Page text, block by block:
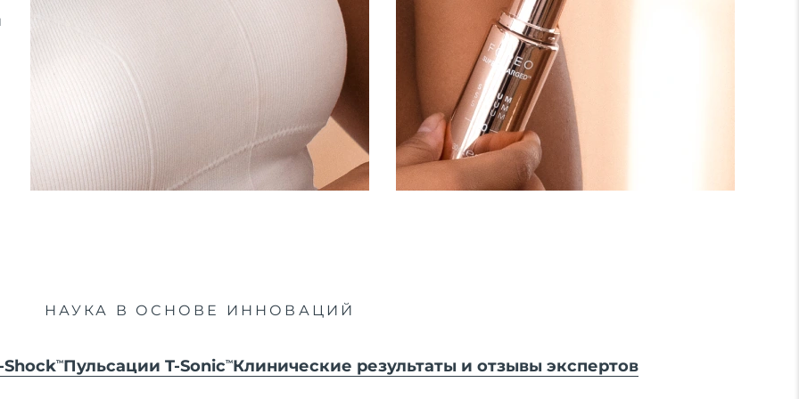
НАУКА В ОСНОВЕ ИННОВАЦИЙ
TMПульсации T-SonicTMКлинические результаты и отзывы экспертов